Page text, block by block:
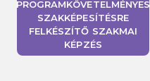
PROGRAMKÖVETELMÉNYES
SZAKKÉPESÍTÉSRE
FELKÉSZÍTŐ SZAKMAI
KÉPZÉS